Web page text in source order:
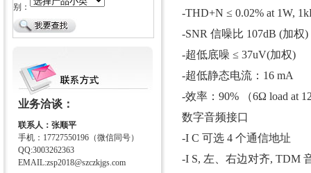
别：
业务洽谈：
联系人：张顺平
手机：17727550196（微信同号）
QQ:3003262363
EMAIL:zsp2018@szczkjgs.com
-THD+N ≤ 0.02% at 1W,
-SNR 信噪比 107dB (加权)
-超低底噪 ≤ 37uV(加权)
-超低静态电流：16 mA
-效率：90% （6Ω load at
数字音频接口
-I C 可选 4 个通信地址
-I S, 左、右边对齐, TDM